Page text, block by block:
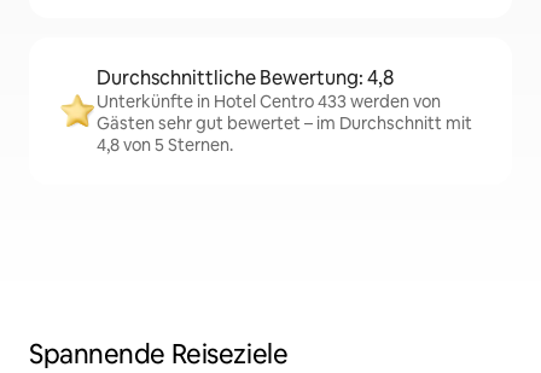
Durchschnittliche Bewertung: 4,8
Unterkünfte in Hotel Centro 433 werden von
Gästen sehr gut bewertet – im Durchschnitt mit
4,8 von 5 Sternen.
Spannende Reiseziele